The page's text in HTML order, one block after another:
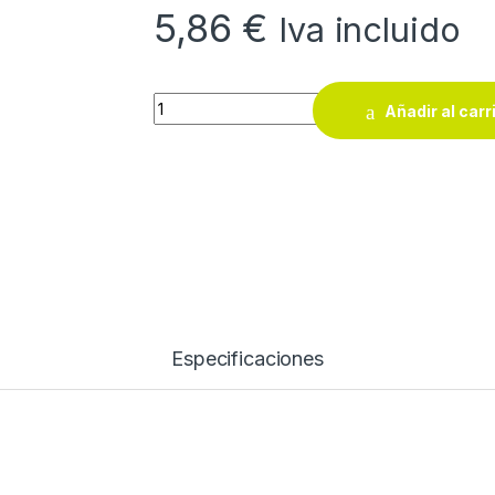
5,86 € Iva incluido
Cuerda sisal torcido AGM 1 2/C 2,6 mm
Añadir al
Especificaciones